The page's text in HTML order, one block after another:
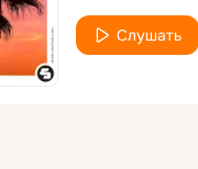
Слушать